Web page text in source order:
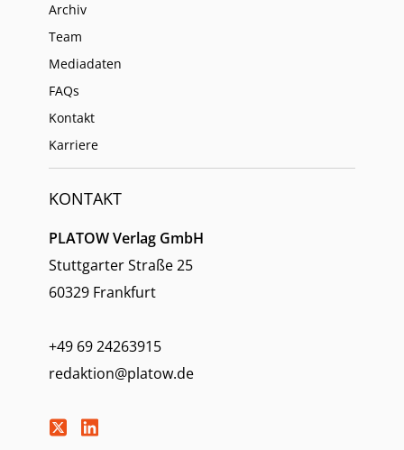
Archiv
Team
Mediadaten
FAQs
Kontakt
Karriere
KONTAKT
PLATOW Verlag GmbH
Stuttgarter Straße 25
60329 Frankfurt
+49 69 24263915
redaktion@platow.de